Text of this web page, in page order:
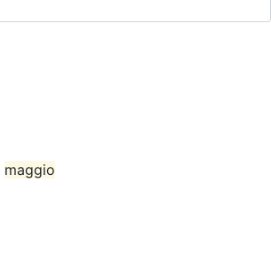
maggio